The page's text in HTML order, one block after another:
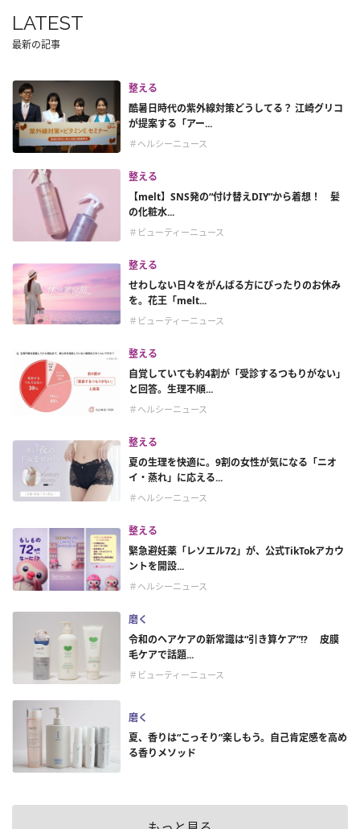
LATEST
最新の記事
整える
酷暑日時代の紫外線対策どうしてる？ 江崎グリコ
が提案する「アー...
＃ヘルシーニュース
整える
【melt】SNS発の“付け替えDIY”から着想！ 髪
の化粧水...
＃ビューティーニュース
整える
せわしない日々をがんばる方にぴったりのお休み
を。花王「melt...
＃ビューティーニュース
整える
自覚していても約4割が「受診するつもりがない」
と回答。生理不順...
＃ヘルシーニュース
整える
夏の生理を快適に。9割の女性が気になる「ニオ
イ・蒸れ」に応える...
＃ヘルシーニュース
整える
緊急避妊薬「レソエル72」が、公式TikTokアカウ
ントを開設...
＃ヘルシーニュース
磨く
令和のヘアケアの新常識は“引き算ケア”!? 皮膜
毛ケアで話題...
＃ビューティーニュース
磨く
夏、香りは“こっそり”楽しもう。自己肯定感を高め
る香りメソッド